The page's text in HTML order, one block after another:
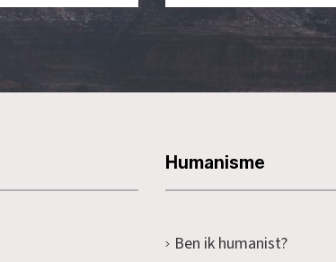
Humanisme
Ben ik humanist?